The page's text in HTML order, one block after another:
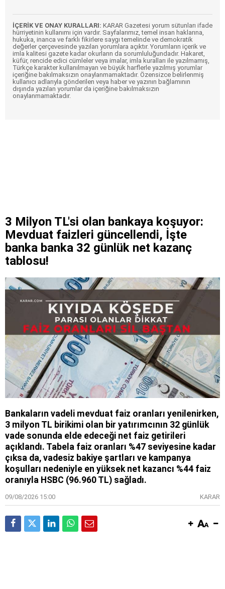
İÇERİK VE ONAY KURALLARI: KARAR Gazetesi yorum sütunları ifade
hürriyetinin kullanımı için vardır. Sayfalarımız, temel insan haklarına,
hukuka, inanca ve farklı fikirlere saygı temelinde ve demokratik
değerler çerçevesinde yazılan yorumlara açıktır. Yorumların içerik ve
imla kalitesi gazete kadar okurların da sorumluluğundadır. Hakaret,
küfür, rencide edici cümleler veya imalar, imla kuralları ile yazılmamış,
Türkçe karakter kullanılmayan ve büyük harflerle yazılmış yorumlar
içeriğine bakılmaksızın onaylanmamaktadır. Özensizce belirlenmiş
kullanıcı adlarıyla gönderilen veya haber ve yazının bağlamının
dışında yazılan yorumlar da içeriğine bakılmaksızın
onaylanmamaktadır.
3 Milyon TL'si olan bankaya koşuyor:
Mevduat faizleri güncellendi, İşte
banka banka 32 günlük net kazanç
tablosu!
Bankaların vadeli mevduat faiz oranları yenilenirken,
3 milyon TL birikimi olan bir yatırımcının 32 günlük
vade sonunda elde edeceği net faiz getirileri
açıklandı. Tabela faiz oranları %47 seviyesine kadar
çıksa da, vadesiz bakiye şartları ve kampanya
koşulları nedeniyle en yüksek net kazancı %44 faiz
oranıyla HSBC (96.960 TL) sağladı.
09/08/2026 15:00 KARAR